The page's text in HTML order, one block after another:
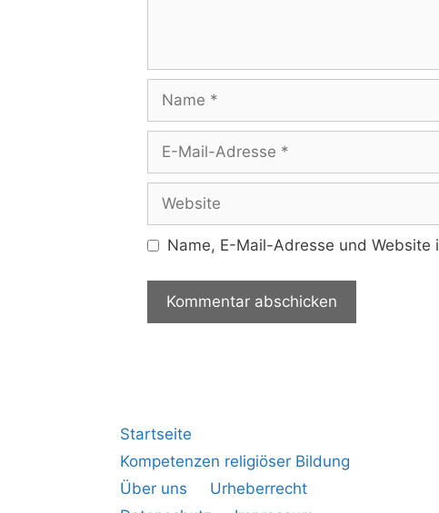
Name, E-Mail-Adresse und Website
Startseite
Kompetenzen religiöser Bildung
Über uns
Urheberrecht